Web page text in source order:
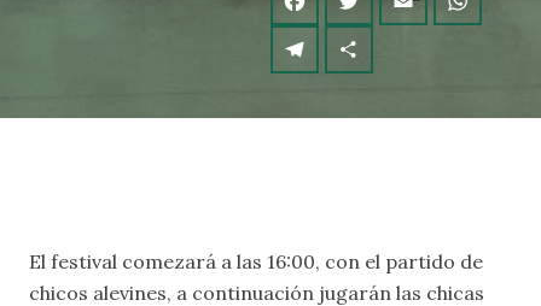
El festival comezará a las 16:00, con el partido de
chicos alevines, a continuación jugarán las chicas